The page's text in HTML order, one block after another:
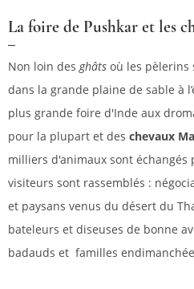
La foire de Pushkar et les
Non loin desghâts où les pèlerins
dans la grande plaine de sable à
plus grande foire d'Inde aux
pour la plupart et des chevaux
milliers d'animaux sont échangés
visiteurs sont rassemblés :
et paysans venus du désert du
bateleurs et diseuses de bonne
badauds et familles